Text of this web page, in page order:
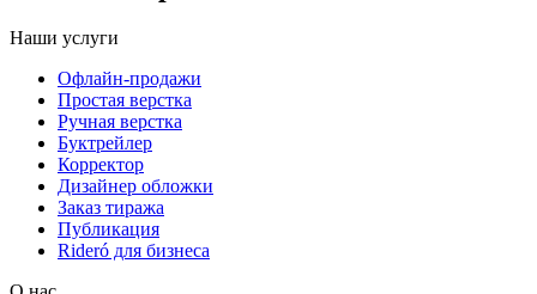
Наши услуги
Офлайн-продажи
Простая верстка
Ручная верстка
Буктрейлер
Корректор
Дизайнер обложки
Заказ тиража
Публикация
Rideró для бизнеса